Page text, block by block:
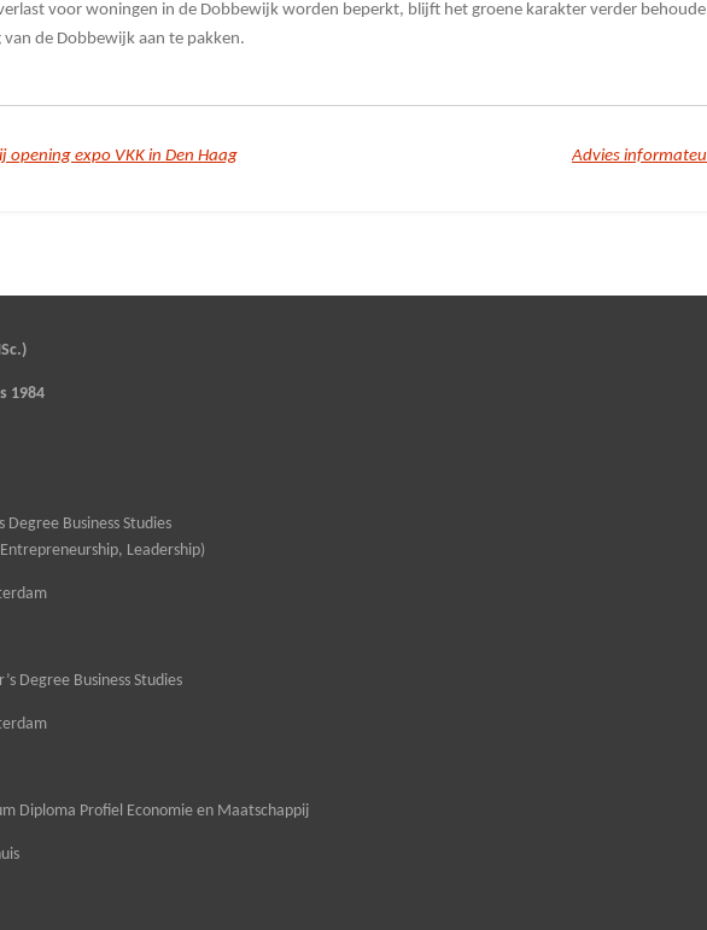
voor woningen in de Dobbewijk worden beperkt, blijft het groene karakter verder
de Dobbewijk aan te pakken.
opening expo VKK in Den Haag Advies
1984
Degree Business Studies
Leadership)
Degree Business Studies
Diploma Profiel Economie en Maatschappij